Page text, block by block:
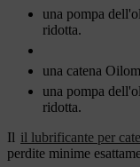
una pompa
ridotta.
una catena
una pompa
ridotta.
Il il lubrificante per
perdite minime